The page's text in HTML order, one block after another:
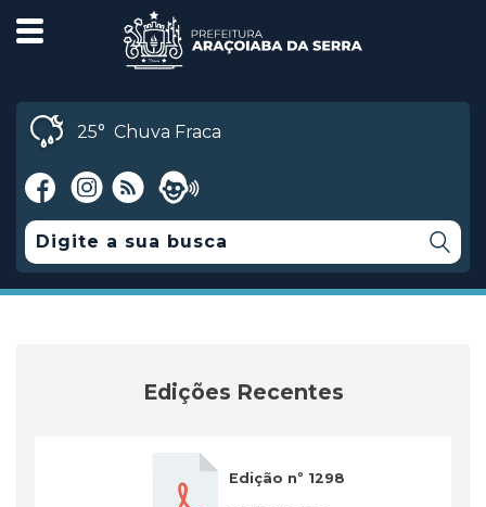
25° Chuva Fraca
Edições Recentes
Edição nº 1298